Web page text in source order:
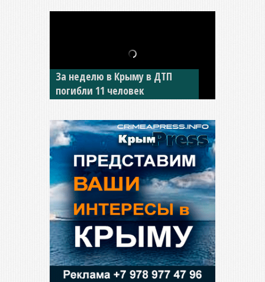
В Джанкое водитель ВАЗа
сбил двух детей на «зебре»